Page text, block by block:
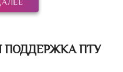
ПОДДЕРЖКА ПТУ